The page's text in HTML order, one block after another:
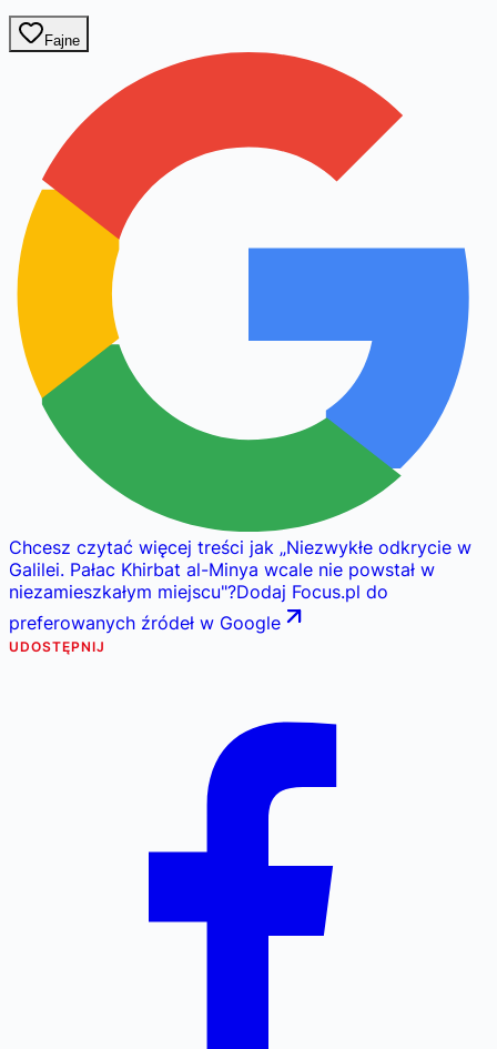
Fajne
Chcesz czytać więcej treści jak „Niezwykłe odkrycie w
Galilei. Pałac Khirbat al-Minya wcale nie powstał w
niezamieszkałym miejscu"?Dodaj Focus.pl do
preferowanych źródeł w Google
UDOSTĘPNIJ